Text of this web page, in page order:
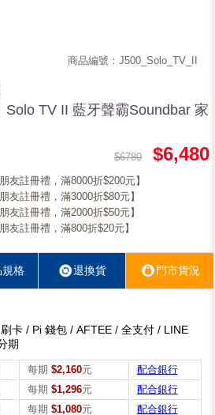
商品編號：J500_Solo_TV_II
Solo TV II 藍牙聲霸Soundbar 家
$6780 $6,480
友註冊禮，滿8000折$200元】
友註冊禮，滿3000折$80元】
友註冊禮，滿2000折$50元】
友註冊禮，滿800折$20元】
規格 退換貨 門市貨況
卡 / Pi 錢包 / AFTEE / 全支付 / LINE
期
每期 $2,160元
配合銀行
每期 $1,296元
配合銀行
每期 $1,080元 配合銀行